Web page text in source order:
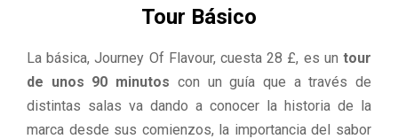
Tour Básico
La básica, Journey Of Flavour, cuesta 28 £, es un tour
de unos 90 minutos con unguía que a través de
distintas salas va dando a conocer la historia de la
marca desde sus comienzos, la importanciadel sabor